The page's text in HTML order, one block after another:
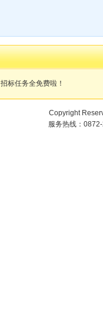
招标任务全免费啦！
Copyright
服务热线：